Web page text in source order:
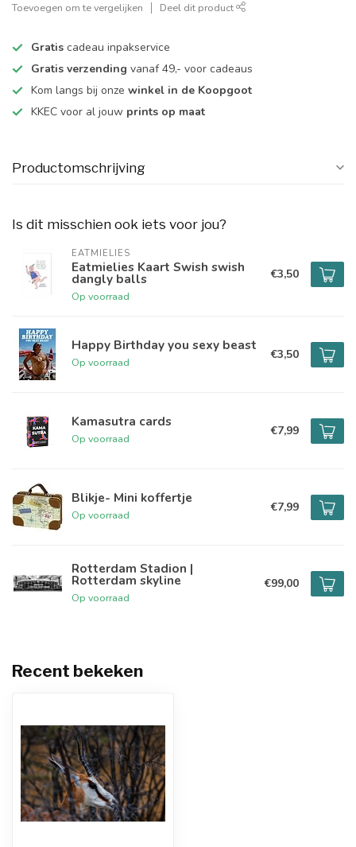
Toevoegen om te vergelijken Deel dit product
Gratis cadeau inpakservice
Gratis verzending vanaf 49,- voor cadeaus
Kom langs bij onze winkel in de Koopgoot
KKEC voor al jouw prints op maat
Productomschrijving
Is dit misschien ook iets voor jou?
EATMIELIES
Eatmielies Kaart Swish swish
dangly balls
Op voorraad
€3,50
Happy Birthday you sexy beast
Op voorraad
€3,50
Kamasutra cards
Op voorraad
€7,99
Blikje- Mini koffertje
Op voorraad
€7,99
Rotterdam Stadion |
Rotterdam skyline
Op voorraad
€99,00
Recent bekeken